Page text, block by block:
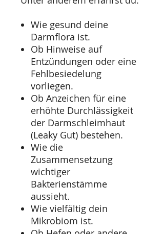
Wie gesund deine
Darmflora ist.
Ob Hinweise auf
Entzündungen oder eine
Fehlbesiedelung
vorliegen.
Ob Anzeichen für eine
erhöhte Durchlässigkeit
der Darmschleimhaut
(Leaky Gut) bestehen.
Wie die
Zusammensetzung
wichtiger
Bakterienstämme
aussieht.
Wie vielfältig dein
Mikrobiom ist.